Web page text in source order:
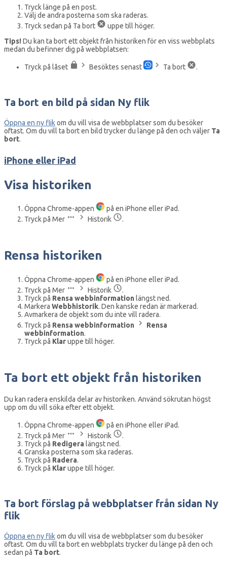
Tryck länge på en post.
Välj de andra posterna som ska raderas.
Tryck sedan på Ta bort
uppe till höger.
Tips! Du kan ta bort ett objekt från historiken för en viss webbplats
medan du befinner dig på webbplatsen:
Tryck på låset Besöktes senast Ta bort .
Ta bort en bild på sidan Ny flik
Öppna en ny flikom du vill visa de webbplatser som du besöker
oftast. Om du vill ta bort en bild trycker du länge på den och väljer Ta
bort.
iPhone eller iPad
Visa historiken
Öppna Chrome-appen
på en iPhone eller iPad.
Tryck på Mer
Historik .
Rensa historiken
Öppna Chrome-appen
på en iPhone eller iPad.
Tryck på Mer
Historik
.
Tryck på Rensa webbinformation längst ned.
Markera Webbhistorik. Den kanske redan är markerad.
Avmarkera de objekt som du inte vill radera.
Tryck på Rensa webbinformation
Rensa
webbinformation.
Tryck på Klaruppe till höger.
Ta bort ett objekt från historiken
Du kan radera enskilda delar av historiken. Använd sökrutan högst
upp om du vill söka efter ett objekt.
Öppna Chrome-appen
på en iPhone eller iPad.
Tryck på Mer
Historik
.
Tryck på Redigera längst ned.
Granska posterna som ska raderas.
Tryck på Radera.
Tryck på Klaruppe till höger.
Ta bort förslag på webbplatser från sidan Ny
flik
Öppna en ny flikom du vill visa de webbplatser som du besöker
oftast. Om du vill ta bort en webbplats trycker du länge på den och
sedan på Ta bort.